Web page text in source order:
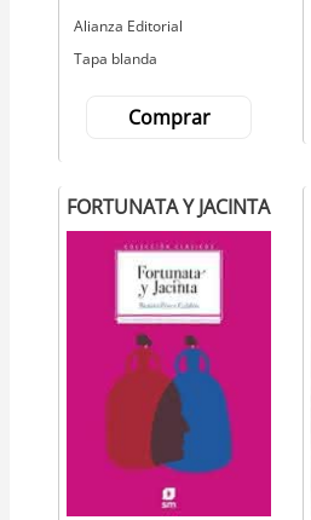
Editorial
Alianza Editorial
Tapa blanda
Comprar
FORTUNATA Y JACINTA